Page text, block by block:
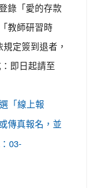
錄「愛的存款
教師研習時
定簽到退者，
即日起請至
「線上報
傳真報名，並
03-